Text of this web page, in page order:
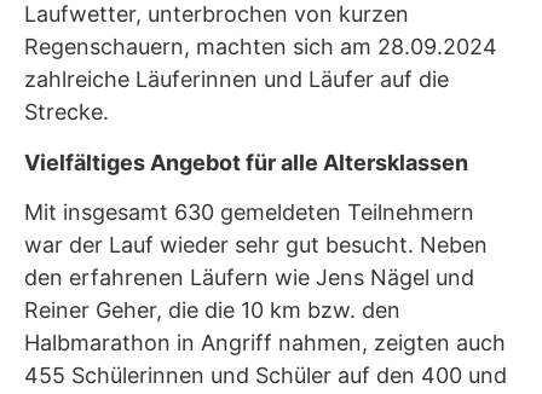
Laufwetter, unterbrochen von kurzen
Regenschauern, machten sich am 28.09.2024
zahlreiche Läuferinnen und Läufer auf die
Strecke.
Vielfältiges Angebot für alle Altersklassen
Mit insgesamt 630 gemeldeten Teilnehmern
war der Lauf wieder sehr gut besucht. Neben
den erfahrenen Läufern wie Jens Nägel und
Reiner Geher, die die 10 km bzw. den
Halbmarathon in Angriff nahmen, zeigten auch
455 Schülerinnen und Schüler auf den 400 und